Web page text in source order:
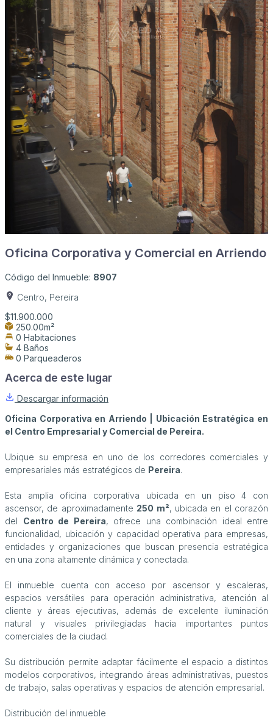
Oficina Corporativa y Comercial en Arriendo
Código del Inmueble: 8907
Centro, Pereira
$11.900.000
250.00m²
0 Habitaciones
4 Baños
0 Parqueaderos
Acerca de este lugar
Descargar información
Oficina Corporativa en Arriendo | Ubicación Estratégica en
el Centro Empresarial y Comercial de Pereira.
Ubique su empresa en uno de los corredores comerciales y
empresariales más estratégicos de Pereira.
Esta amplia oficina corporativa ubicada en un piso 4 con
ascensor, de aproximadamente 250 m², ubicada en el corazón
del Centro de Pereira, ofrece una combinación ideal entre
funcionalidad, ubicación y capacidad operativa para empresas,
entidades y organizaciones que buscan presencia estratégica
en una zona altamente dinámica y conectada.
El inmueble cuenta con acceso por ascensor y escaleras,
espacios versátiles para operación administrativa, atención al
cliente y áreas ejecutivas, además de excelente iluminación
natural y visuales privilegiadas hacia importantes puntos
comerciales de la ciudad.
Su distribución permite adaptar fácilmente el espacio a distintos
modelos corporativos, integrando áreas administrativas, puestos
de trabajo, salas operativas y espacios de atención empresarial.
Distribución del inmueble